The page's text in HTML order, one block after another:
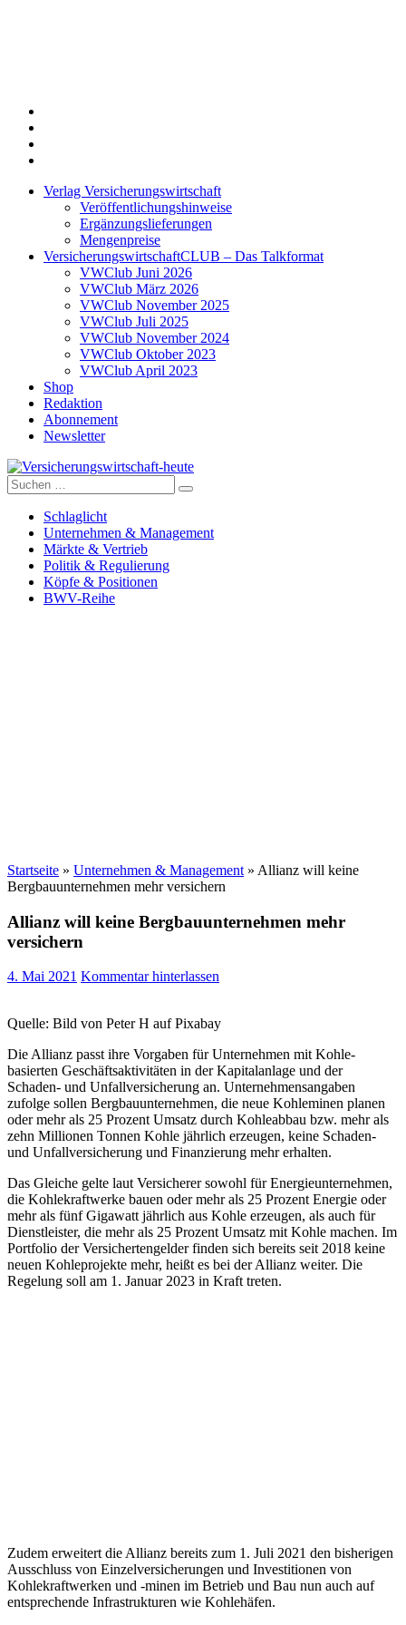
Verlag Versicherungswirtschaft
Veröffentlichungshinweise
Ergänzungslieferungen
Mengenpreise
VersicherungswirtschaftCLUB – Das Talkformat
VWClub Juni 2026
VWClub März 2026
VWClub November 2025
VWClub Juli 2025
VWClub November 2024
VWClub Oktober 2023
VWClub April 2023
Shop
Redaktion
Abonnement
Newsletter
Versicherungswirtschaft-heute
Suche
nach:
Schlaglicht
Unternehmen & Management
Märkte & Vertrieb
Politik & Regulierung
Köpfe & Positionen
BWV-Reihe
Startseite » Unternehmen & Management » Allianz will keine
Bergbauunternehmen mehr versichern
Allianz will keine Bergbauunternehmen mehr
versichern
4. Mai 2021 Kommentar hinterlassen
Quelle: Bild von Peter H auf Pixabay
Die Allianz passt ihre Vorgaben für Unternehmen mit Kohle-
basierten Geschäftsaktivitäten in der Kapitalanlage und der
Schaden- und Unfallversicherung an. Unternehmensangaben
zufolge sollen Bergbauunternehmen, die neue Kohleminen planen
oder mehr als 25 Prozent Umsatz durch Kohleabbau bzw. mehr als
zehn Millionen Tonnen Kohle jährlich erzeugen, keine Schaden-
und Unfallversicherung und Finanzierung mehr erhalten.
Das Gleiche gelte laut Versicherer sowohl für Energieunternehmen,
die Kohlekraftwerke bauen oder mehr als 25 Prozent Energie oder
mehr als fünf Gigawatt jährlich aus Kohle erzeugen, als auch für
Dienstleister, die mehr als 25 Prozent Umsatz mit Kohle machen. Im
Portfolio der Versichertengelder finden sich bereits seit 2018 keine
neuen Kohleprojekte mehr, heißt es bei der Allianz weiter. Die
Regelung soll am 1. Januar 2023 in Kraft treten.
Zudem erweitert die Allianz bereits zum 1. Juli 2021 den bisherigen
Ausschluss von Einzelversicherungen und Investitionen von
Kohlekraftwerken und -minen im Betrieb und Bau nun auch auf
entsprechende Infrastrukturen wie Kohlehäfen.